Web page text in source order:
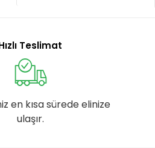
Teslimat
en kısa sürede elinize
ulaşır.